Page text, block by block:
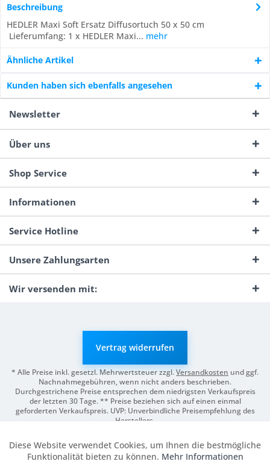
Beschreibung
HEDLER Maxi Soft Ersatz Diffusortuch 50 x 50 cm
Lieferumfang: 1 x HEDLER Maxi... mehr
Ähnliche Artikel
Kunden haben sich ebenfalls angesehen
Newsletter
Über uns
Shop Service
Informationen
Service Hotline
Unsere Zahlungsarten
Wir versenden mit:
Vertrag widerrufen
* Alle Preise inkl. gesetzl. Mehrwertsteuer zzgl.Versandkosten und ggf.
Nachnahmegebühren, wenn nicht anders beschrieben.
Durchgestrichene Preise entsprechen dem niedrigsten Verkaufspreis
der letzten 30 Tage. ** Preise beziehen sich auf einen einmal
geforderten Verkaufspreis. UVP: Unverbindliche Preisempfehlung des
Herstellers.
Funktionale Aktiv
Diese Website verwendet Cookies, um Ihnen die bestmögliche
Funktionalität bieten zu können. Mehr Informationen